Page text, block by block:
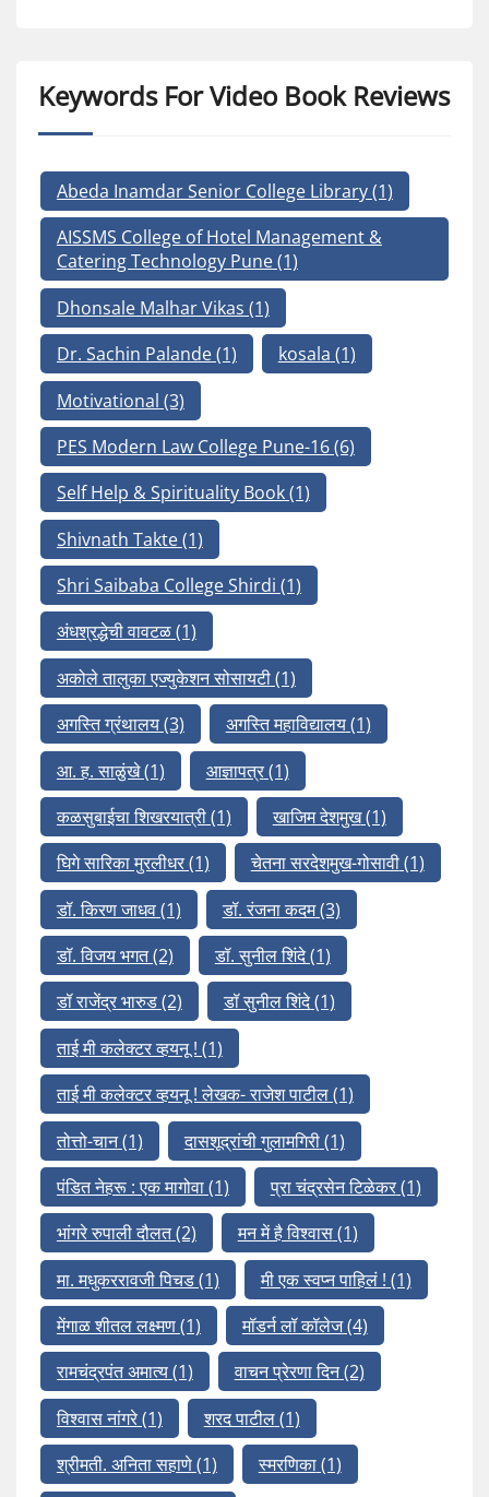
Keywords For Video Book Reviews
Abeda Inamdar Senior College Library(1)
AISSMS College of Hotel Management &
Catering Technology Pune(1)
Dhonsale Malhar Vikas (1)
Dr. Sachin Palande(1) kosala (1)
Motivational (3)
PES Modern Law College Pune-16(6)
Self Help & Spirituality Book(1)
Shivnath Takte(1)
Shri Saibaba College Shirdi (1)
अंधश्रद्धेची वावटळ(1)
अकोले तालुका एज्युकेशन सोसायटी(1)
अगस्ति ग्रंथालय(3) अगस्ति महाविद्यालय(1)
आ. ह. साळुंखे(1) आज्ञापत्र(1)
कळसुबाईचा शिखरयात्री(1) खाजिम देशमुख(1)
घिगे सारिका मुरलीधर(1) चेतना सरदेशमुख-गोसावी(1)
डॉ. किरण जाधव(1) डॉ. रंजना कदम(3)
डॉ. विजय भगत(2) डॉ. सुनील शिंदे(1)
डॉ राजेंद्र भारुड(2) डॉ सुनील शिंदे(1)
ताई मी कलेक्टर व्हयनू ! (1)
ताई मी कलेक्टर व्हयनू ! लेखक- राजेश पाटील(1)
तोत्तो-चान(1) दासशूद्रांची गुलामगिरी(1)
पंडित नेहरू : एक मागोवा(1) प्रा चंद्रसेन टिळेकर(1)
भांगरे रुपाली दौलत(2) मन में है विश्वास(1)
मा. मधुकररावजी पिचड(1) मी एक स्वप्न पाहिलं ! (1)
मेंगाळ शीतल लक्ष्मण(1) मॉडर्न लॉ कॉलेज(4)
रामचंद्रपंत अमात्य(1) वाचन प्रेरणा दिन(2)
विश्वास नांगरे(1) शरद पाटील(1)
श्रीमती. अनिता सहाणे(1) स्मरणिका(1)